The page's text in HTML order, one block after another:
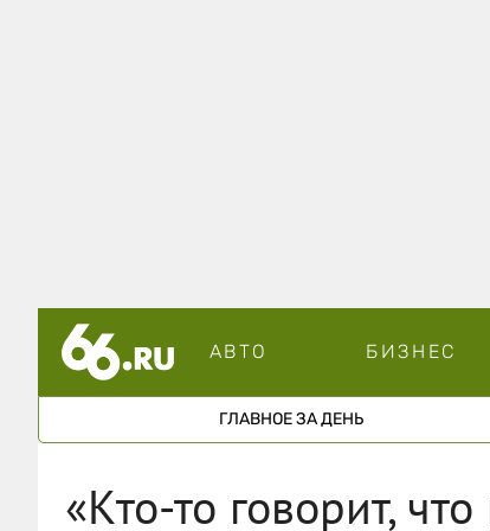
АВТО БИЗНЕС
ГЛАВНОЕ ЗА ДЕНЬ
«Кто-то говорит,